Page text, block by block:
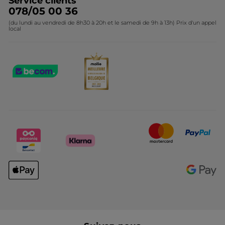
078/05 00 36
(du lundi au vendredi de 8h30 à 20h et le samedi de 9h à 13h) Prix d'un appel
local